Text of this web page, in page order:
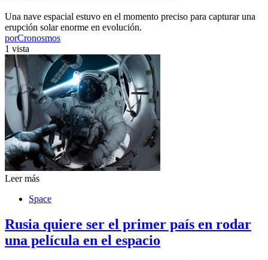
Una nave espacial estuvo en el momento preciso para capturar una
erupción solar enorme en evolución.
porCronosmos
1 vista
Leer más
Space
Rusia quiere ser el primer país en rodar
una película en el espacio